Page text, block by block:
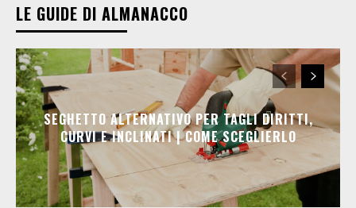
LE GUIDE DI ALMANACCO
SEGHETTO ALTERNATIVO PER TAGLI DIRITTI,
CURVI E INCLINATI | COME SCEGLIERLO